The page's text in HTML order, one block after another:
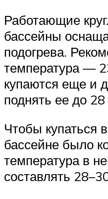
Работающие
бассейны
подогрева.
температура —
купаются еще и
поднять ее до 28
Чтобы купаться
бассейне было
температура в
составлять